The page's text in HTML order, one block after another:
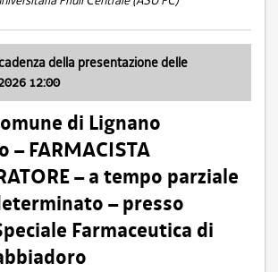
della presentazione delle
12:00
di Lignano
– FARMACISTA
– a tempo parziale
– presso
Farmaceutica di